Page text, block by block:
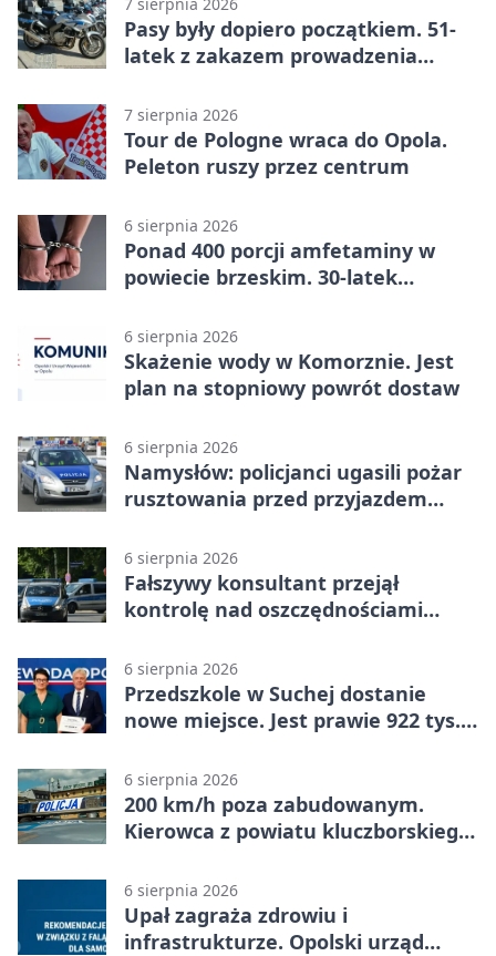
Pasy były dopiero początkiem. 51-
latek z zakazem prowadzenia
7 sierpnia 2026
Tour de Pologne wraca do Opola.
Peleton ruszy przez centrum
6 sierpnia 2026
Ponad 400 porcji amfetaminy w
powiecie brzeskim. 30-latek
6 sierpnia 2026
Skażenie wody w Komorznie. Jest
plan na stopniowy powrót dostaw
6 sierpnia 2026
Namysłów: policjanci ugasili pożar
rusztowania przed przyjazdem
6 sierpnia 2026
Fałszywy konsultant przejął
kontrolę nad oszczędnościami
6 sierpnia 2026
Przedszkole w Suchej dostanie
nowe miejsce. Jest prawie 922 tys.
6 sierpnia 2026
200 km/h poza zabudowanym.
Kierowca z powiatu kluczborskiego
6 sierpnia 2026
Upał zagraża zdrowiu i
infrastrukturze. Opolski urząd